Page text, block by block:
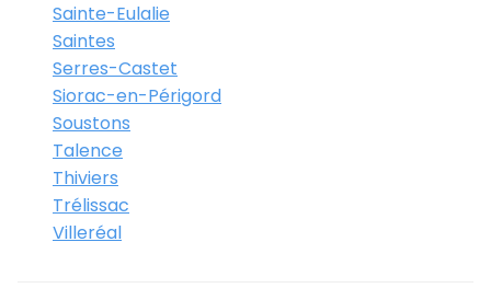
Sainte-Eulalie
Saintes
Serres-Castet
Siorac-en-Périgord
Soustons
Talence
Thiviers
Trélissac
Villeréal